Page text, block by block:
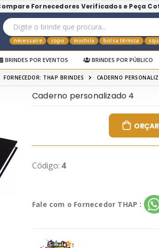
Fornecedores Verificados e Peça
nécessaire copo mochila bolsa térmica
BRINDES POR EVENTOS BRINDES POR PÚBLICO
FORNECEDOR: THAP BRINDES CADERNO
Caderno personalizado 4
Código: 4
Fale com o Fornecedor THAP :